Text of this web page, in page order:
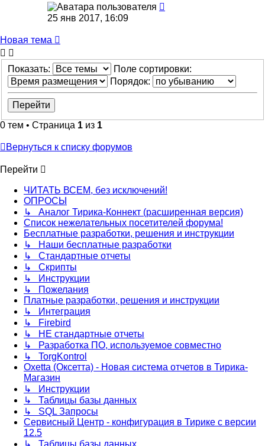
25 янв 2017, 16:09
Новая тема
Показать:
Поле сортировки:
Порядок:
0 тем • Страница 1 из 1
Вернуться к списку форумов
Перейти
ЧИТАТЬ ВСЕМ, без исключений!
ОПРОСЫ
↳ Аналог Тирика-Коннект (расширенная версия)
Список нежелательных посетителей форума!
Бесплатные разработки, решения и инструкции
↳ Наши бесплатные разработки
↳ Стандартные отчеты
↳ Скрипты
↳ Инструкции
↳ Пожелания
Платные разработки, решения и инструкции
↳ Интеграция
↳ Firebird
↳ НЕ стандартные отчеты
↳ Разработка ПО, используемое совместно
↳ TorgKontrol
Oxetta (Оксетта) - Новая система отчетов в Тирика-
Магазин
↳ Инструкции
↳ Таблицы базы данных
↳ SQL Запросы
Сервисный Центр - конфигурация в Тирике с версии
12.5